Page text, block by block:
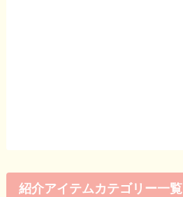
紹介アイテムカテゴリー一覧